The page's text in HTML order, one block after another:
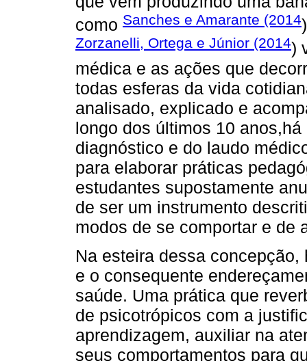
como Sanches e Amarante (2014
Zorzanelli, Ortega e Júnior (2014)
médica e as ações que
todas esferas da vida
analisado, explicado e
longo dos últimos 10
diagnóstico e do laudo
para elaborar práticas
estudantes supostamente
de ser um instrumento
modos de se comportar e de
Na esteira dessa
e o consequente
saúde. Uma prática que
de psicotrópicos com a
aprendizagem, auxiliar na
seus comportamentos para